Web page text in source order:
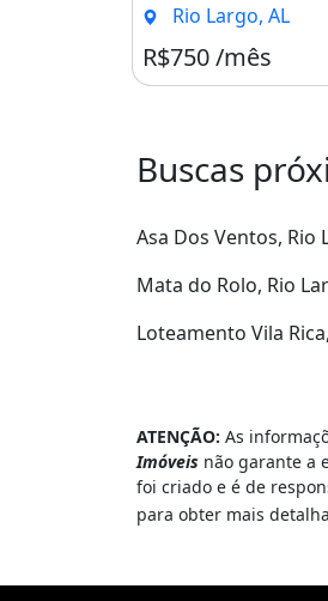
Rio Largo, AL
R$750 /mês
Buscas
Asa Dos Ventos, Rio
Mata do Rolo, Rio
Loteamento Vila
ATENÇÃO: As
Imóveis não garante a
foi criado e é de
para obter mais